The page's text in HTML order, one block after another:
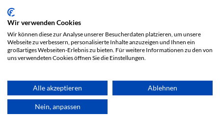
Berliner Straße 34
15848Beeskow
Website
Anreise mit öffentlichen Verkehrsmitteln
Wir verwenden Cookies
Wir können diese zur Analyse unserer Besucherdaten platzieren, um unsere
Webseite zu verbessern, personalisierte Inhalte anzuzeigen und Ihnen ein
großartiges Webseiten-Erlebnis zu bieten. Für weitere Informationen zu den von
uns verwendeten Cookies öffnen Sie die Einstellungen.
Alle akzeptieren Ablehnen
Nein, anpassen